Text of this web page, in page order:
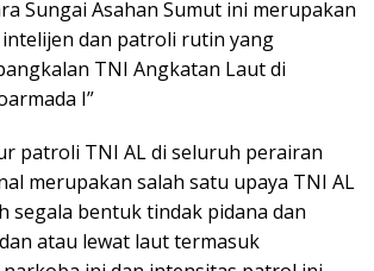
Sungai Asahan Sumut ini merupakan
dan patroli rutin yang
TNI Angkatan Laut di
I”
patroli TNI AL di seluruh perairan
merupakan salah satu upaya TNI AL
segala bentuk tindak pidana dan
atau lewat laut termasuk